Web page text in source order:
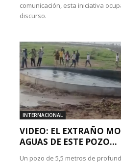
comunicación, esta iniciativa
discurso.
INTERNACIONAL
VIDEO: EL EXTRAÑO
AGUAS DE ESTE POZO...
Un pozo de 5,5 metros de